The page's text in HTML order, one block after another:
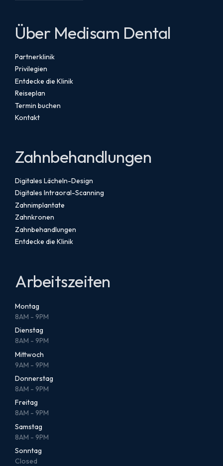
Über Medisam Dental
Partnerklinik
Privilegien
Entdecke die Klinik
Reiseplan
Termin buchen
Kontakt
Zahnbehandlungen
Digitales Lächeln-Design
Digitales Intraoral-Scanning
Zahnimplantate
Zahnkronen
Zahnbehandlungen
Entdecke die Klinik
Arbeitszeiten
Montag
8AM - 9PM
Dienstag
8AM - 9PM
Mittwoch
9AM - 9PM
Donnerstag
8AM - 9PM
Freitag
8AM - 9PM
Samstag
8AM - 9PM
Sonntag
Closed